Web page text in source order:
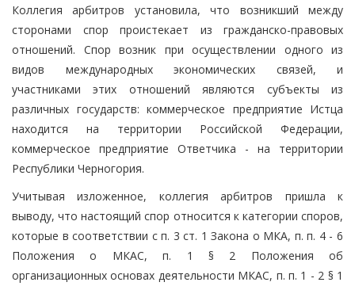
Коллегия арбитров установила, что возникший между
сторонами спор проистекает из гражданско-правовых
отношений. Спор возник при осуществлении одного из
видов международных экономических связей, и
участниками этих отношений являются субъекты из
различных государств: коммерческое предприятие Истца
находится на территории Российской Федерации,
коммерческое предприятие Ответчика - на территории
Республики Черногория.
Учитывая изложенное, коллегия арбитров пришла к
выводу, что настоящий спор относится к категории споров,
которые в соответствии с п. 3 ст. 1 Закона о МКА, п. п. 4 - 6
Положения о МКАС, п. 1 § 2 Положения об
организационных основах деятельности МКАС, п. п. 1 - 2 § 1